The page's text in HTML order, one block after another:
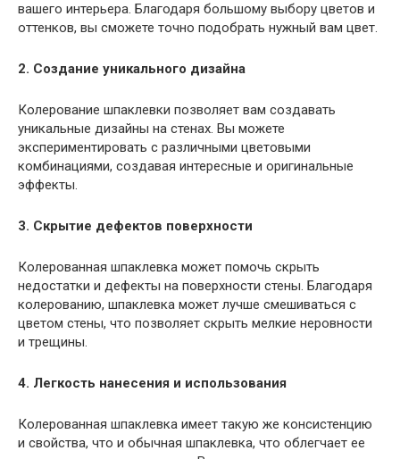
вашего интерьера. Благодаря большому выбору цветов и
оттенков, вы сможете точно подобрать нужный вам цвет.
2. Создание уникального дизайна
Колерование шпаклевки позволяет вам создавать
уникальные дизайны на стенах. Вы можете
экспериментировать с различными цветовыми
комбинациями, создавая интересные и оригинальные
эффекты.
3. Скрытие дефектов поверхности
Колерованная шпаклевка может помочь скрыть
недостатки и дефекты на поверхности стены. Благодаря
колерованию, шпаклевка может лучше смешиваться с
цветом стены, что позволяет скрыть мелкие неровности
и трещины.
4. Легкость нанесения и использования
Колерованная шпаклевка имеет такую же консистенцию
и свойства, что и обычная шпаклевка, что облегчает ее